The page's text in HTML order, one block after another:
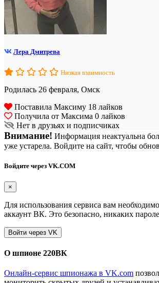
Лера Дмитрева
Низкая взаимность
Родилась 26 февраля, Омск
Поставила Максиму 18 лайков
Получила от Максима 0 лайков
Нет в друзьях и подписчиках
Внимание! Информация неактуальна
уже устарела. Войдите на сайт, чтобы
Войдите через VK.COM
×
Для использования сервиса вам
аккаунт ВК. Это безопасно, никаких
О шпионе 220ВК
Онлайн-сервис шпионажа в VK.com